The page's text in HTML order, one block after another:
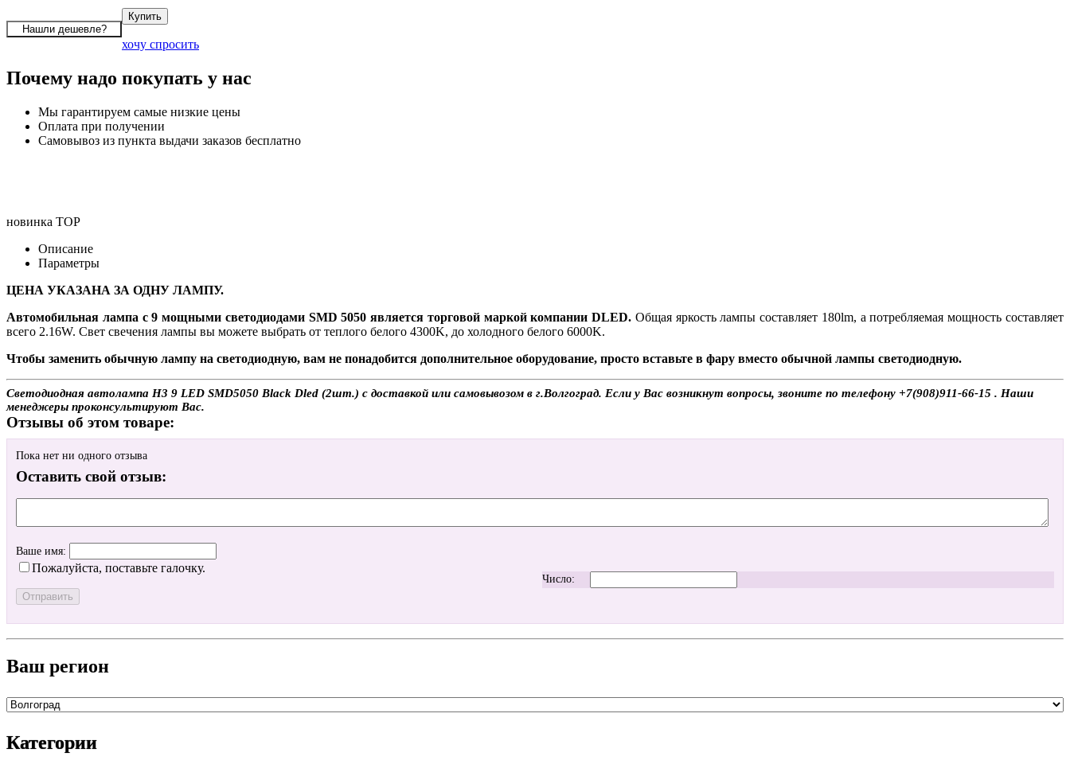
хочу спросить
Почему надо покупать у нас
Мы гарантируем самые низкие цены
Оплата при получении
Самовывоз из пункта выдачи заказов бесплатно
новинка TOP
Описание
Параметры
ЦЕНА УКАЗАНА ЗА ОДНУ ЛАМПУ.
Автомобильная лампа с 9 мощными светодиодами SMD 5050 является торговой маркой компании DLED. Общая яркость лампы составляет 180lm, а потребляемая мощность составляет
всего 2.16W. Свет свечения лампы вы можете выбрать от теплого белого 4300K, до холодного белого 6000K.
Чтобы заменить обычную лампу на светодиодную, вам не понадобится дополнительное оборудование, просто вставьте в фару вместо обычной лампы светодиодную.
Светодиодная автолампа H3 9 LED SMD5050 Black Dled (2шт.) с доставкой или самовывозом в г.Волгоград. Если у Вас возникнут вопросы, звоните по телефону +7(908)911-66-15 . Наши
менеджеры проконсультируют Вас.
Отзывы об этом товаре:
Пока нет ни одного отзыва
Оставить свой отзыв:
Ваше имя:
Пожалуйста, поставьте галочку.
Число:
Ваш регион
Категории